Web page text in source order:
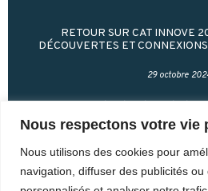
Nous respectons votre vie
Nous utilisons des cookies pour
navigation, diffuser des publicités ou
RETOUR SUR CAT INNOVE
DÉCOUVERTES ET
29 octobre
s’est tenu du 22 au 24
Récemment reconnu comme
technologie et membre